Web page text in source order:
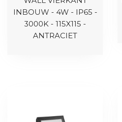
INBOUW - 4W - IP65 -
3000K - 115X115 -
ANTRACIET